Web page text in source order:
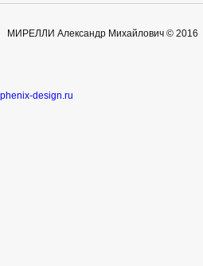
МИРЕЛЛИ Александр Михайлович © 2016
phenix-design.ru